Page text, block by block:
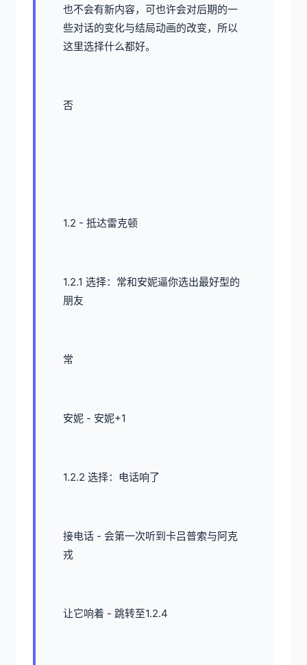
也不会有新内容，可也许会对后期的一
些对话的变化与结局动画的改变，所以
这里选择什么都好。
否
1.2 - 抵达雷克顿
1.2.1 选择：常和安妮逼你选出最好型的
朋友
常
安妮 - 安妮+1
1.2.2 选择：电话响了
接电话 - 会第一次听到卡吕普索与阿克
戎
让它响着 - 跳转至1.2.4